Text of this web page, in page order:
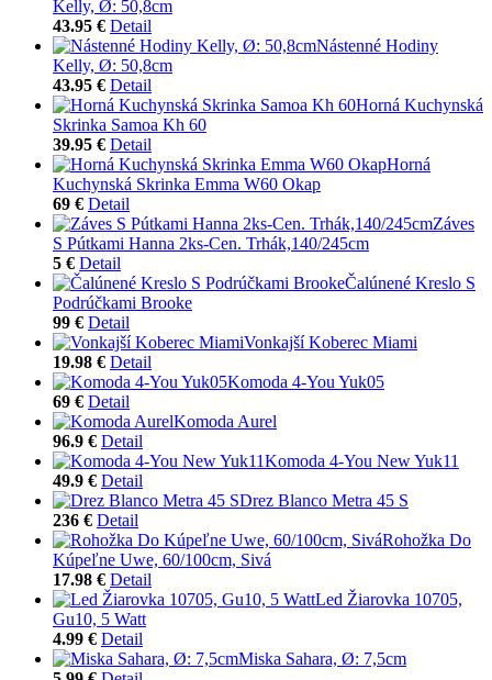
Kelly, Ø: 50,8cm
43.95 € Detail
Nástenné Hodiny
Kelly, Ø: 50,8cm
43.95 € Detail
Horná Kuchynská
Skrinka Samoa Kh 60
39.95 € Detail
Horná
Kuchynská Skrinka Emma W60 Okap
69 € Detail
Záves
S Pútkami Hanna 2ks-Cen. Trhák,140/245cm
5 € Detail
Čalúnené Kreslo S
Podrúčkami Brooke
99 € Detail
Vonkajší Koberec Miami
19.98 € Detail
Komoda 4-You Yuk05
69 € Detail
Komoda Aurel
96.9 € Detail
Komoda 4-You New Yuk11
49.9 € Detail
Drez Blanco Metra 45 S
236 € Detail
Rohožka Do
Kúpeľne Uwe, 60/100cm, Sivá
17.98 € Detail
Led Žiarovka 10705,
Gu10, 5 Watt
4.99 € Detail
Miska Sahara, Ø: 7,5cm